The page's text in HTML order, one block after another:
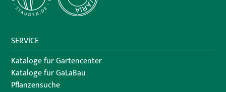
SERVICE
Kataloge für Gartencenter
Kataloge für GaLaBau
Pflanzensuche